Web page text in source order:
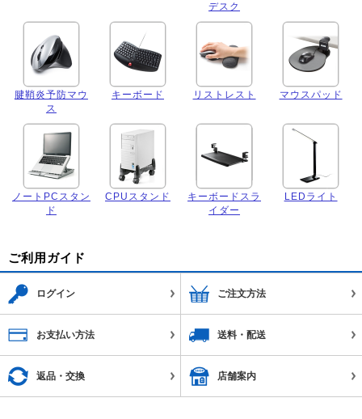
デスク
腱鞘炎予防マウ
ス
キーボード リストレスト マウスパッド
ノートPCスタン
ド
CPUスタンド
キーボードスラ
イダー
LEDライト
ご利用ガイド
ログイン ご注文方法
お支払い方法 送料・配送
返品・交換 店舗案内